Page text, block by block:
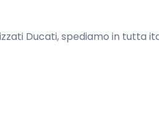
Ducati, spediamo in tutta